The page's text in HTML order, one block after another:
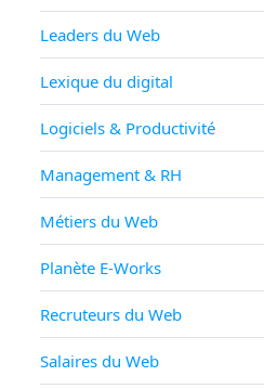
Leaders du Web
Lexique du digital
Logiciels & Productivité
Management & RH
Métiers du Web
Planète E-Works
Recruteurs du Web
Salaires du Web